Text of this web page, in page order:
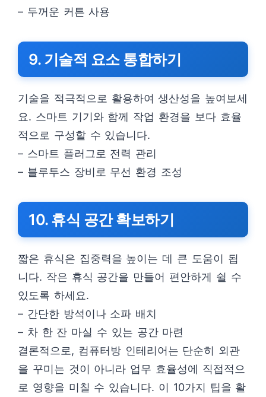
– 두꺼운 커튼 사용
9. 기술적 요소 통합하기
기술을 적극적으로 활용하여 생산성을 높여보세
요. 스마트 기기와 함께 작업 환경을 보다 효율
적으로 구성할 수 있습니다.
– 스마트 플러그로 전력 관리
– 블루투스 장비로 무선 환경 조성
10. 휴식 공간 확보하기
짧은 휴식은 집중력을 높이는 데 큰 도움이 됩
니다. 작은 휴식 공간을 만들어 편안하게 쉴 수
있도록 하세요.
– 간단한 방석이나 소파 배치
– 차 한 잔 마실 수 있는 공간 마련
결론적으로, 컴퓨터방 인테리어는 단순히 외관
을 꾸미는 것이 아니라 업무 효율성에 직접적으
로 영향을 미칠 수 있습니다. 이 10가지 팁을 활